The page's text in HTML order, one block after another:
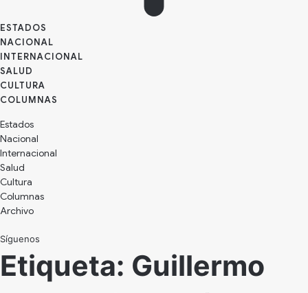
ESTADOS
NACIONAL
INTERNACIONAL
SALUD
CULTURA
Estados
Nacional
Internacional
Salud
Cultura
Archivo
Síguenos
Etiqueta: Guillermo